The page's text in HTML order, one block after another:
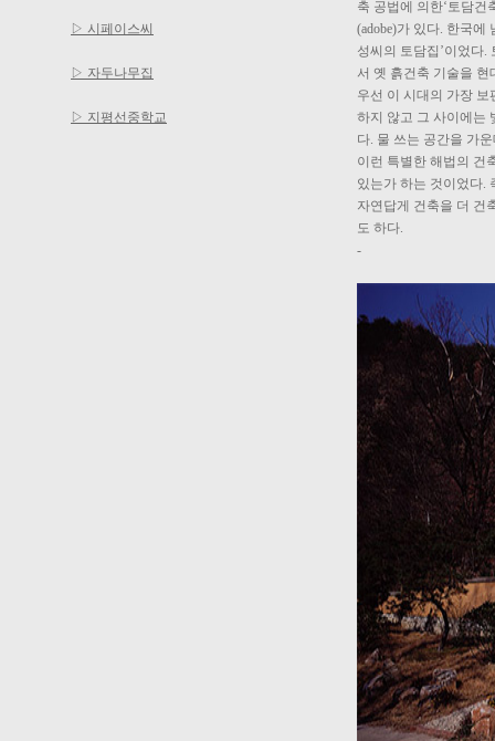
▷ 시페이스씨
▷ 자두나무집
▷ 지평선중학교
축 공법에 의한‘토담건
(adobe)가 있다. 한국
성씨의 토담집’이었다
서 옛 흙건축 기술을
우선 이 시대의 가장
하지 않고 그 사이에는
다. 물 쓰는 공간을 가
이런 특별한 해법의 건
있는가 하는 것이었다.
자연답게 건축을 더 건
도 하다.
-